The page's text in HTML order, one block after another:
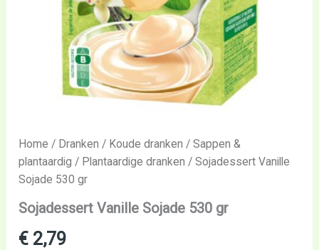
Home / Dranken / Koude dranken /Sappen &
plantaardig / Plantaardige dranken / Sojadessert Vanille
Sojade 530 gr
Sojadessert Vanille Sojade 530 gr
€ 2,79